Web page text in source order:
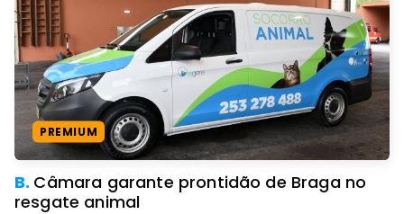
PREMIUM
B. Câmara garante prontidão de Braga no
resgate animal